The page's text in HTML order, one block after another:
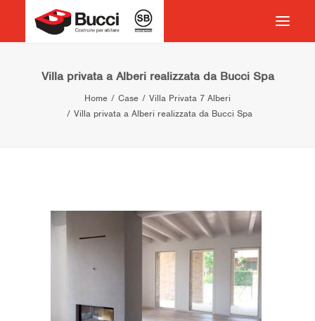
HOME
COSTRUIRE PER ABITARE
NEWS
RICERCA
Villa privata a Alberi realizzata da Bucci Spa
Home Case
Villa Privata 7 Alberi
Villa privata a Alberi realizzata da Bucci Spa